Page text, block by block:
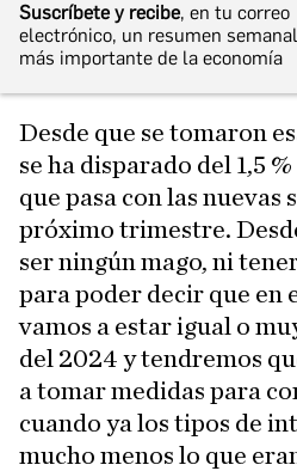
Suscríbete y recibe, en tu correo
electrónico, un resumen
más importante de la economía
Desde que se tomaron
se ha disparado del 1,5
que pasa con las nuevas
próximo trimestre.
ser ningún mago, ni
para poder decir que en
vamos a estar igual o
del 2024 y tendremos
a tomar medidas para
cuando ya los tipos de
mucho menos lo que